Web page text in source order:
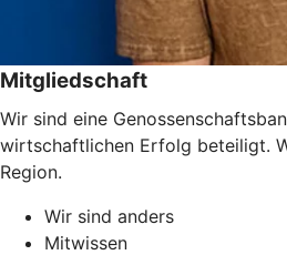
Mitgliedschaft
Wir sind eine
wirtschaftlichen Erfolg beteiligt.
Region.
Wir sind anders
Mitwissen